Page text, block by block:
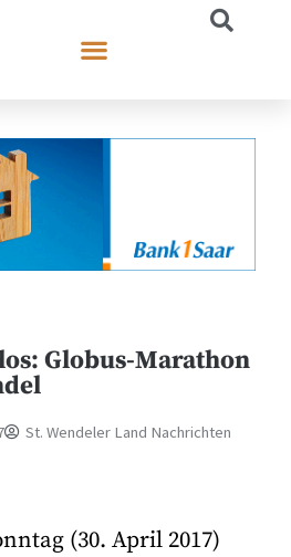
Globus-Marathon
St. Wendeler Land Nachrichten
(30. April 2017)